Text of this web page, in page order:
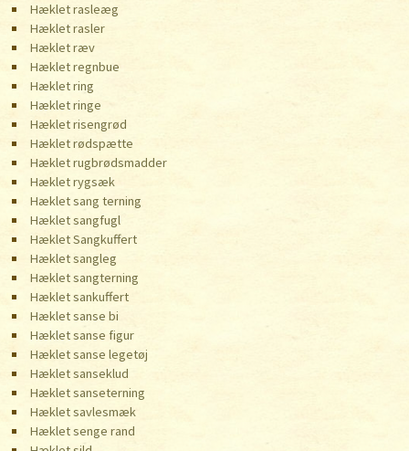
Hæklet rasleæg
Hæklet rasler
Hæklet ræv
Hæklet regnbue
Hæklet ring
Hæklet ringe
Hæklet risengrød
Hæklet rødspætte
Hæklet rugbrødsmadder
Hæklet rygsæk
Hæklet sang terning
Hæklet sangfugl
Hæklet Sangkuffert
Hæklet sangleg
Hæklet sangterning
Hæklet sankuffert
Hæklet sanse bi
Hæklet sanse figur
Hæklet sanse legetøj
Hæklet sanseklud
Hæklet sanseterning
Hæklet savlesmæk
Hæklet senge rand